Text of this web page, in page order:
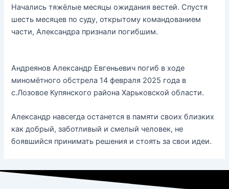
Начались тяжёлые месяцы ожидания вестей. Спустя
шесть месяцев по суду, открытому командованием
части, Александра признали погибшим.
Андреянов Александр Евгеньевич погиб в ходе
миномётного обстрела 14 февраля 2025 года в
с.Лозовое Купянского района Харьковской области.
Александр навсегда останется в памяти своих близких
как добрый, заботливый и смелый человек, не
боявшийся принимать решения и стоять за свои идеи.